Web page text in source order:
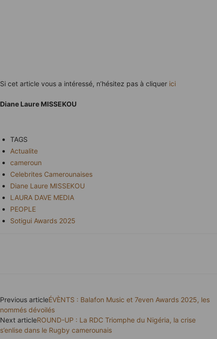
Si cet article vous a intéressé, n’hésitez pas à cliquer ici
Diane Laure MISSEKOU
TAGS
Actualite
cameroun
Celebrites Camerounaises
Diane Laure MISSEKOU
LAURA DAVE MEDIA
PEOPLE
Sotigui Awards 2025
Previous articleÉVÈNTS : Balafon Music et 7even Awards 2025, les
nommés dévoilés
Next articleROUND-UP : La RDC Triomphe du Nigéria, la crise
s’enlise dans le Rugby camerounais